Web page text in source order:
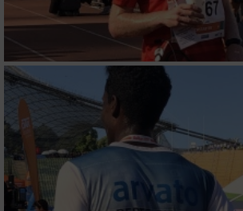
Verwendung reduzierter Daten zur
von Werbeanzeigen
Erstellung von Profilen für
Werbung
Verwendung von Profilen zur Auswahl
personalisierter Werbung
Erstellung von Profilen zur
von Inhalten